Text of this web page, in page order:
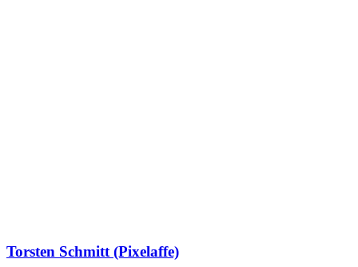
Torsten Schmitt (Pixelaffe)